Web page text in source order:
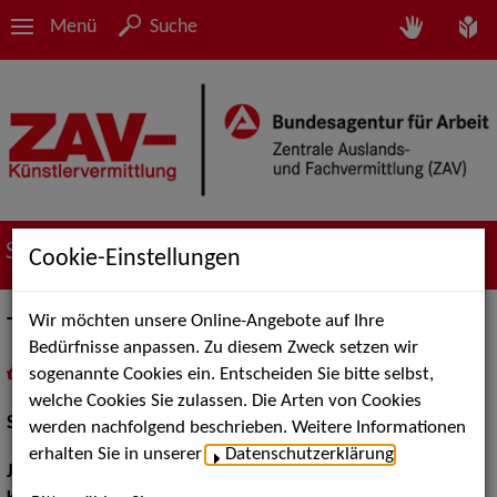
Menü Suche
Suche nach Künstler*innen
Taylor Mchunu
als PDF speichern
inMeine Merklistelegen
Schauspiel:Bühne
Jahrgang:
Cookie-Einstellungen
Wir möchten unsere Online-Angebote auf Ihre
Bedürfnisse anpassen. Zu diesem Zweck setzen wir
sogenannte Cookies ein. Entscheiden Sie bitte selbst,
welche Cookies Sie zulassen. Die Arten von Cookies
werden nachfolgend beschrieben. Weitere Informationen
erhalten Sie in unserer
Datenschutzerklärung